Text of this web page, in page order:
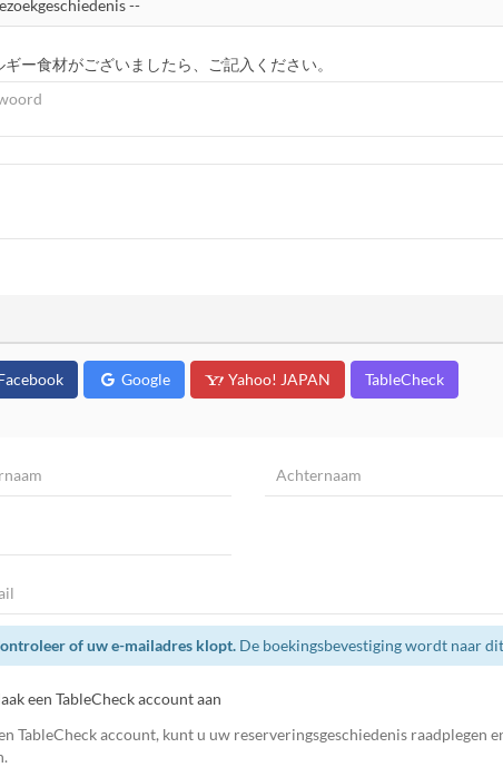
ギー食材がございましたら、ご記入ください。
Google Yahoo! JAPAN TableCheck
of uw e-mailadres klopt.De boekingsbevestiging wordt naar
een TableCheck account aan
TableCheck account, kunt u uw reserveringsgeschiedenis raadplegen